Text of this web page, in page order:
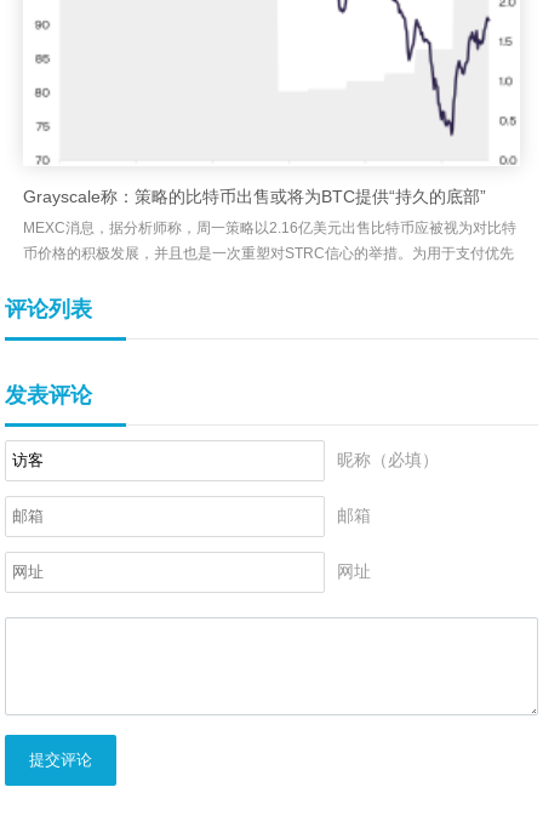
Grayscale称：策略的比特币出售或将为BTC提供“持久的底部”
MEXC消息，据分析师称，周一策略以2.16亿美元出售比特币应被视为对比特
币价格的积极发展，并且也是一次重塑对STRC信心的举措。为用于支付优先
评论列表
发表评论
昵称（必填）
邮箱
网址
提交评论